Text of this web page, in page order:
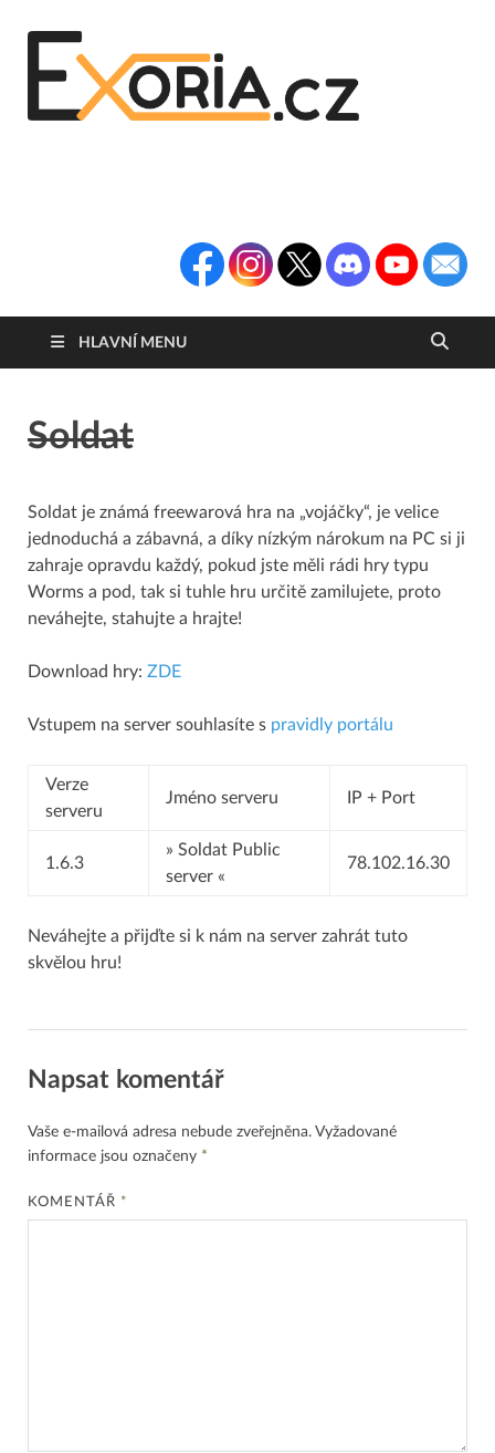
HLAVNÍ MENU
Soldat
Soldat je známá freewarová hra na „vojáčky“, je velice
jednoduchá a zábavná, a díky nízkým nárokum na PC si ji
zahraje opravdu každý, pokud jste měli rádi hry typu
Worms a pod, tak si tuhle hru určitě zamilujete, proto
neváhejte, stahujte a hrajte!
Download hry: ZDE
Vstupem na server souhlasíte s pravidly portálu
Verze
serveru
Jméno serveru IP + Port
1.6.3
» Soldat Public
server «
78.102.16.30
Neváhejte a přijďte si k nám na server zahrát tuto
skvělou hru!
Napsat komentář
Vaše e-mailová adresa nebude zveřejněna. Vyžadované
informace jsou označeny *
KOMENTÁŘ *